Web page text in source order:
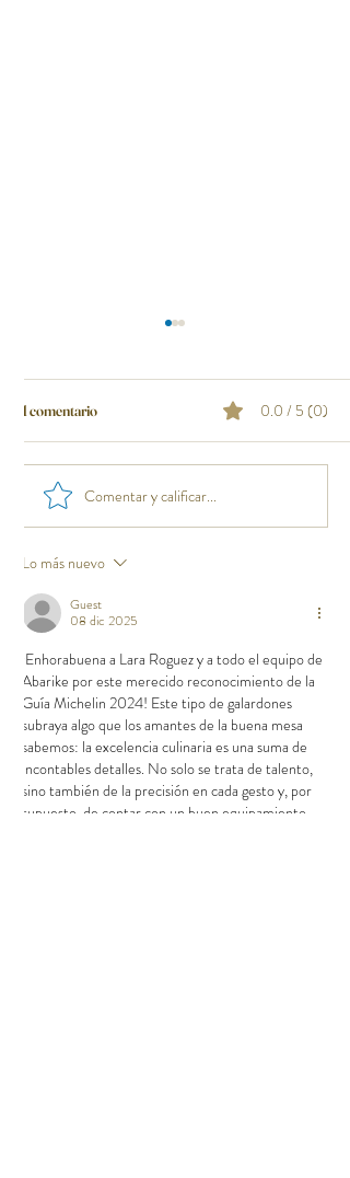
Por qué Abarike destaca en
gastronomía de Abarike Gijón
1 comentario 0.0 / 5 (0)
Comentar y calificar...
Lo más nuevo
Guest
08 dic 2025
¡Enhorabuena a Lara Roguez y a todo el equipo de
Abarike por este merecido reconocimiento de la
Guía Michelin 2024! Este tipo de galardones
subraya algo que los amantes de la buena mesa
sabemos: la excelencia culinaria es una suma de
incontables detalles. No solo se trata de talento,
sino también de la precisión en cada gesto y, por
supuesto, de contar con un buen equipamiento